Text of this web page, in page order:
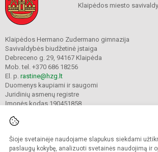
Šioje svetainėje naudojame slapukus siekdami
paslaugų kokybę, analizuoti svetainės naudojimą ir
Klaipėdos miesto
Klaipėdos Hermano Zudermano gimnazija
Savivaldybės biudžetinė įstaiga
Debreceno g. 29, 94167 Klaipėda
Mob. tel. +370 686 18256
El. p. rastine@hzg.lt
Duomenys kaupiami ir saugomi
Juridinių asmenų registre
Įmonės kodas 190451858
© 2022. Klaipėdos Hermano Zudermano gimnazija.
Kopijuoti turinį be raštiško gimnazijos sutikimo